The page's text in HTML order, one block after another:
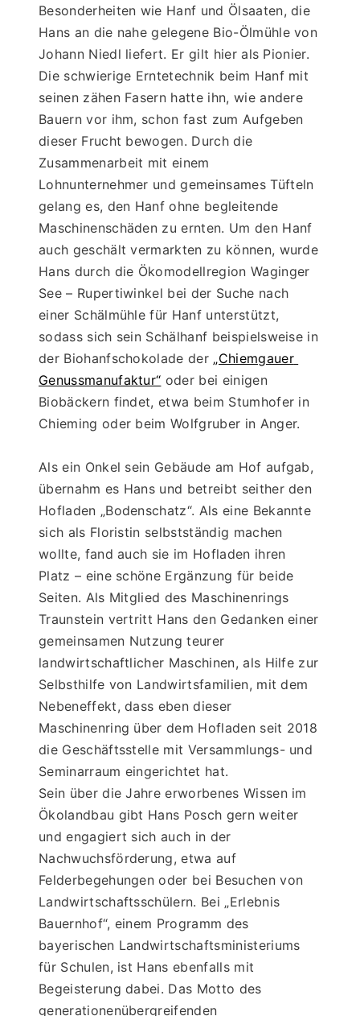
Besonderheiten wie Hanf und Ölsaaten, die
Hans an die nahe gelegene Bio-Ölmühle von
Johann Niedl liefert. Er gilt hier als Pionier.
Die schwierige Erntetechnik beim Hanf mit
seinen zähen Fasern hatte ihn, wie andere
Bauern vor ihm, schon fast zum Aufgeben
dieser Frucht bewogen. Durch die
Zusammenarbeit mit einem
Lohnunternehmer und gemeinsames Tüfteln
gelang es, den Hanf ohne begleitende
Maschinenschäden zu ernten. Um den Hanf
auch geschält vermarkten zu können, wurde
Hans durch die Ökomodellregion Waginger
See – Rupertiwinkel bei der Suche nach
einer Schälmühle für Hanf unterstützt,
sodass sich sein Schälhanf beispielsweise in
der Biohanfschokolade der „Chiemgauer
Genussmanufaktur“ oder bei einigen
Biobäckern findet, etwa beim Stumhofer in
Chieming oder beim Wolfgruber in Anger.
Als ein Onkel sein Gebäude am Hof aufgab,
übernahm es Hans und betreibt seither den
Hofladen „Bodenschatz“. Als eine Bekannte
sich als Floristin selbstständig machen
wollte, fand auch sie im Hofladen ihren
Platz – eine schöne Ergänzung für beide
Seiten. Als Mitglied des Maschinenrings
Traunstein vertritt Hans den Gedanken einer
gemeinsamen Nutzung teurer
landwirtschaftlicher Maschinen, als Hilfe zur
Selbsthilfe von Landwirtsfamilien, mit dem
Nebeneffekt, dass eben dieser
Maschinenring über dem Hofladen seit 2018
die Geschäftsstelle mit Versammlungs- und
Seminarraum eingerichtet hat.
Sein über die Jahre erworbenes Wissen im
Ökolandbau gibt Hans Posch gern weiter
und engagiert sich auch in der
Nachwuchsförderung, etwa auf
Felderbegehungen oder bei Besuchen von
Landwirtschaftsschülern. Bei „Erlebnis
Bauernhof“, einem Programm des
bayerischen Landwirtschaftsministeriums
für Schulen, ist Hans ebenfalls mit
Begeisterung dabei. Das Motto des
generationenübergreifenden